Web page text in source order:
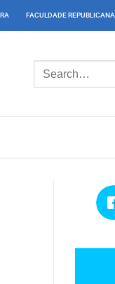
FACULDADE REPUBLICANA